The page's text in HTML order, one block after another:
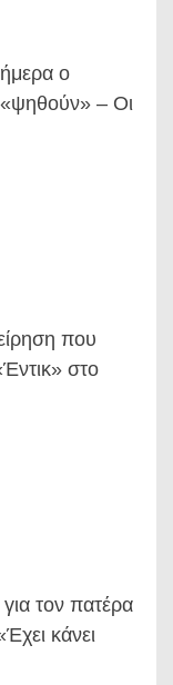
ο
– Οι
που
στο
τον πατέρα
κάνει